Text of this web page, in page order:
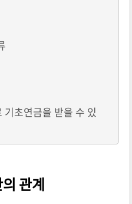
초연금을 받을 수 있
관계